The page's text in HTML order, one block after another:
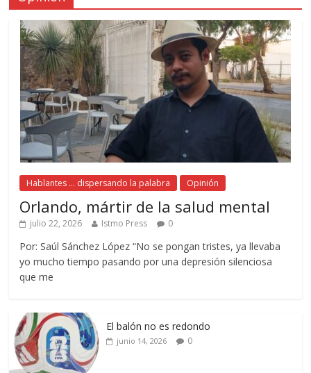
Hablantes ... dispersando la palabra Opinión
Orlando, mártir de la salud mental
julio 22, 2026 Istmo Press 0
Por: Saúl Sánchez López “No se pongan tristes, ya llevaba
yo mucho tiempo pasando por una depresión silenciosa
que me
El balón no es redondo
junio 14, 2026 0